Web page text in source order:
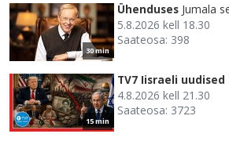
30 min
Ühenduses Jumala
5.8.2026 kell 18.30
Saateosa: 398
15 min
TV7 Iisraeli uudised
4.8.2026 kell 21.30
Saateosa: 3723